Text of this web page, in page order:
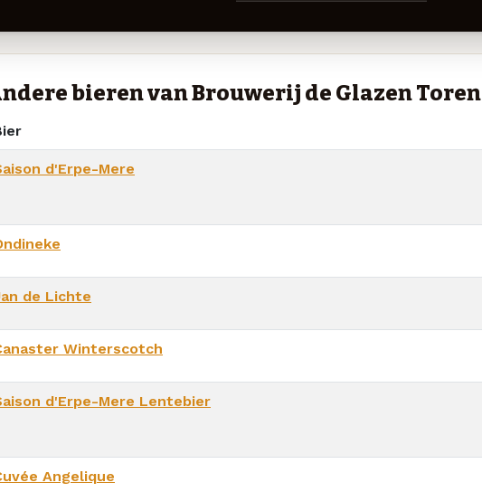
bieren van Brouwerij de Glazen Toren
d'Erpe-Mere
de Lichte
Winterscotch
d'Erpe-Mere Lentebier
Angelique